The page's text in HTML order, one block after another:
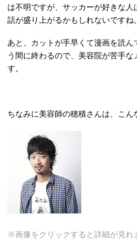
は不明ですが、サッカーが好きな人
話が盛り上がるかもしれないですね。
あと、カットが手早くて漫画を読ん
う間に終わるので、美容院が苦手
す。
ちなみに美容師の穂積さんは、こん
※画像をクリックすると詳細が見れ